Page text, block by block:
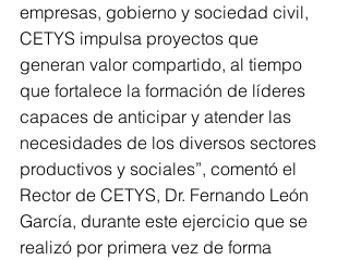
empresas, gobierno y sociedad civil,
CETYS impulsa proyectos que
generan valor compartido, al tiempo
que fortalece la formación de líderes
capaces de anticipar y atender las
necesidades de los diversos sectores
productivos y sociales”, comentó el
Rector de CETYS, Dr. Fernando León
García, durante este ejercicio que se
realizó por primera vez de forma